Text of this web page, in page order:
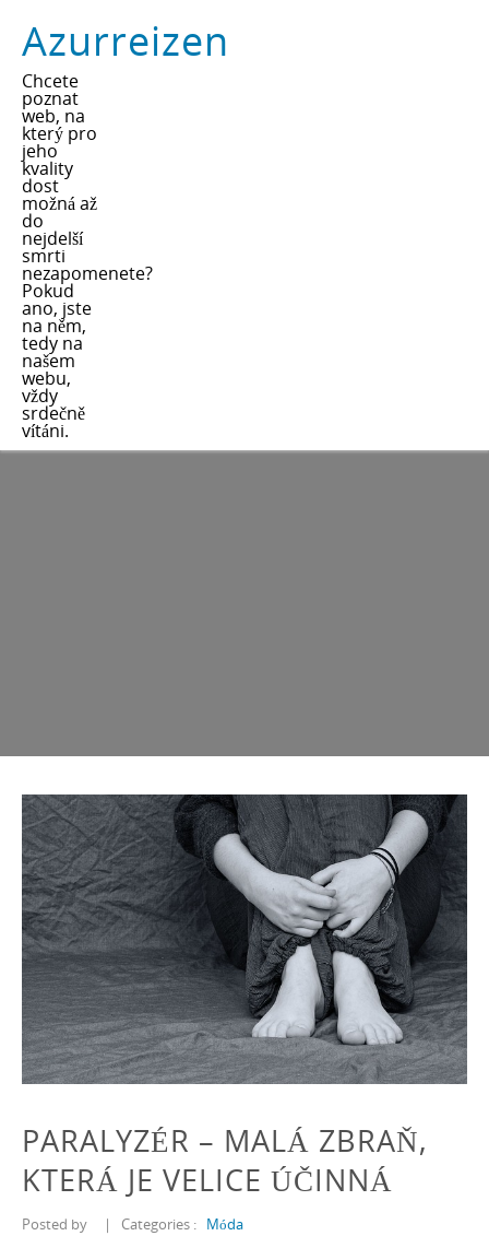
Azurreizen
Chcete
poznat
web, na
který pro
jeho
kvality
dost
možná až
do
nejdelší
smrti
nezapomenete?
Pokud
ano, jste
na něm,
tedy na
našem
webu,
vždy
srdečně
vítáni.
PARALYZÉR – MALÁ ZBRAŇ,
KTERÁ JE VELICE ÚČINNÁ
Posted by | Categories : Móda